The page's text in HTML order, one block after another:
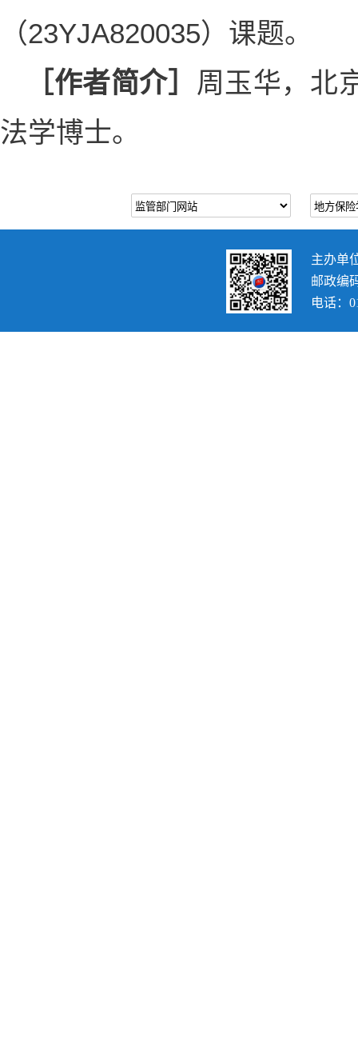
（23YJA820035）课题。
［作者简介］ 周玉华，北
法学博士。
主办单
邮政编
电话：